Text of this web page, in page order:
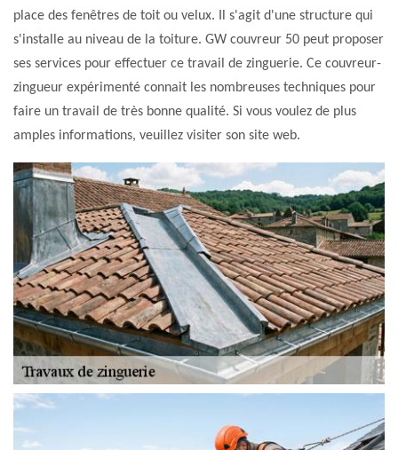
place des fenêtres de toit ou velux. Il s'agit d'une structure qui
s'installe au niveau de la toiture. GW couvreur 50 peut proposer
ses services pour effectuer ce travail de zinguerie. Ce couvreur-
zingueur expérimenté connait les nombreuses techniques pour
faire un travail de très bonne qualité. Si vous voulez de plus
amples informations, veuillez visiter son site web.